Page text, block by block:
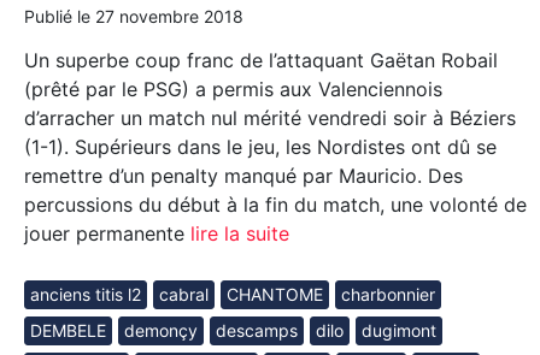
Publié le 27 novembre 2018
Un superbe coup franc de l’attaquant Gaëtan Robail
(prêté par le PSG) a permis aux Valenciennois
d’arracher un match nul mérité vendredi soir à Béziers
(1-1). Supérieurs dans le jeu, les Nordistes ont dû se
remettre d’un penalty manqué par Mauricio. Des
percussions du début à la fin du match, une volonté de
jouer permanente lire la suite
anciens titis l2 cabral CHANTOME
charbonnier
DEMBELE
demonçy descamps dilo
dugimont